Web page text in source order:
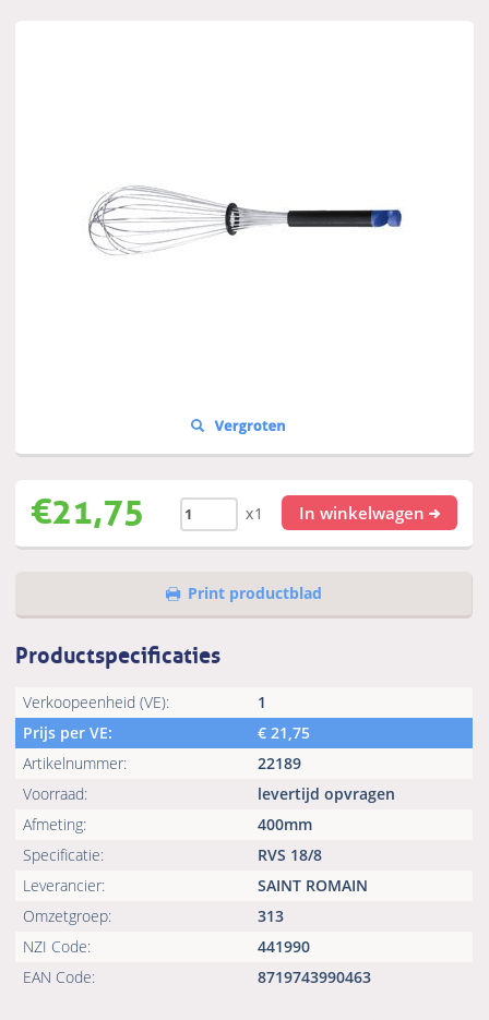
€21,75 x1 In winkelwagen
Print productblad
Productspecificaties
Verkoopeenheid (VE):
1
Prijs per VE:
€21,75
Artikelnummer:
22189
Voorraad:
levertijd opvragen
Afmeting:
400mm
Specificatie:
RVS 18/8
Leverancier:
SAINT ROMAIN
Omzetgroep:
313
NZI Code:
441990
EAN Code:
8719743990463